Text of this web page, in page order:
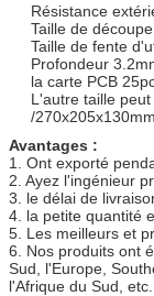
Résistance
Taille de
Taille de fente
Profondeur
la carte PCB
L'autre taille
/270x205x130mm
Avantages :
1. Ont exporté
2. Ayez l'ingénieur
3. le délai de
4. la petite quantité
5. Les meilleurs et
6. Nos produits ont
Sud, l'Europe,
l'Afrique du Sud, etc.